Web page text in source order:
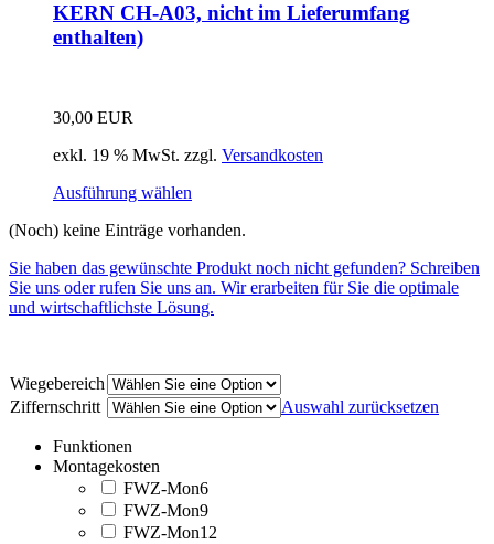
KERN CH-A03, nicht im Lieferumfang
enthalten)
30,00 EUR
exkl. 19 % MwSt. zzgl. Versandkosten
Ausführung wählen
(Noch) keine Einträge vorhanden.
Sie haben das gewünschte Produkt noch nicht gefunden? Schreiben
Sie uns oder rufen Sie uns an. Wir erarbeiten für Sie die optimale
und wirtschaftlichste Lösung.
Wiegebereich
Ziffernschritt
Auswahl zurücksetzen
Funktionen
Montagekosten
FWZ-Mon6
FWZ-Mon9
FWZ-Mon12